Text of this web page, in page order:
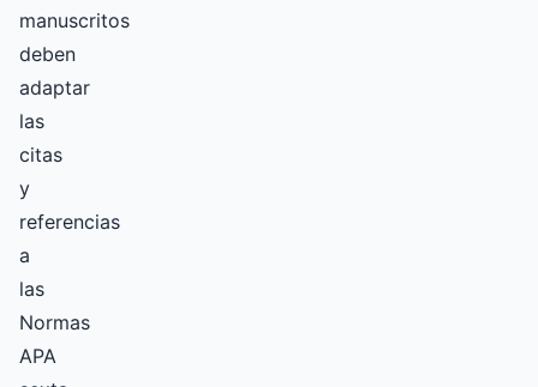
manuscritos
deben
adaptar
las
citas
y
referencias
a
las
Normas
APA